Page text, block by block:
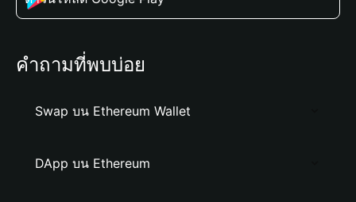
คำถามที่พบบ่อย
Swap บน Ethereum Wallet
DApp บน Ethereum